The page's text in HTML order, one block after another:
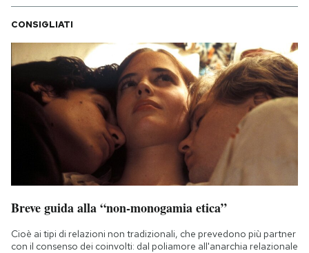
CONSIGLIATI
Breve guida alla “non-monogamia etica”
Cioè ai tipi di relazioni non tradizionali, che prevedono più partner
con il consenso dei coinvolti: dal poliamore all'anarchia relazionale